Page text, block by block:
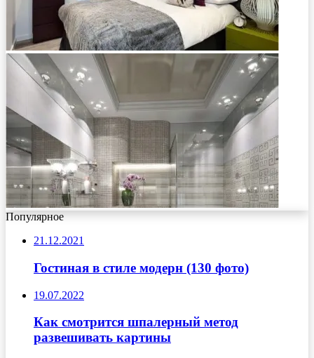
Популярное
21.12.2021
Гостиная в стиле модерн (130 фото)
19.07.2022
Как смотрится шпалерный метод
развешивать картины